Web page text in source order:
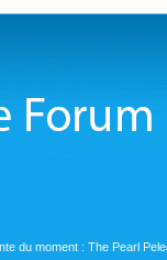
du moment : The Pearl